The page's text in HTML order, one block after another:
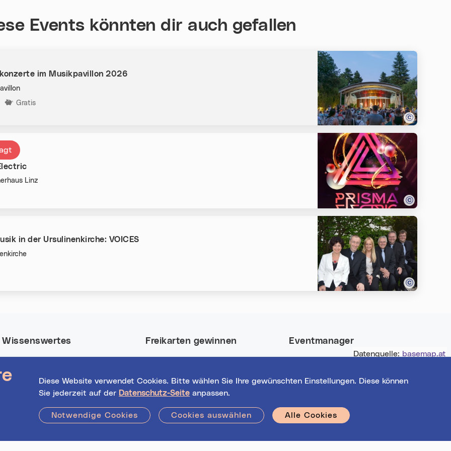
Datenquelle: basemap.at
Events könnten dir auch gefallen
im Musikpavillon 2026
Gratis
Linz
in der Ursulinenkirche: VOICES
Diese Website verwendet Cookies. Bitte wählen Sie Ihre gewünschten Einstellungen. Diese können
Sie jederzeit auf der Datenschutz-Seite anpassen.
Notwendige Cookies Cookies auswählen Alle Cookies
Wissenswertes
Veranstalter*innen
Hilfe / FAQs
Freikarten gewinnen
in Linz.
Jetzt mitmachen!
Eventmanager
Noch nicht registriert?
Veranstalter*innen!